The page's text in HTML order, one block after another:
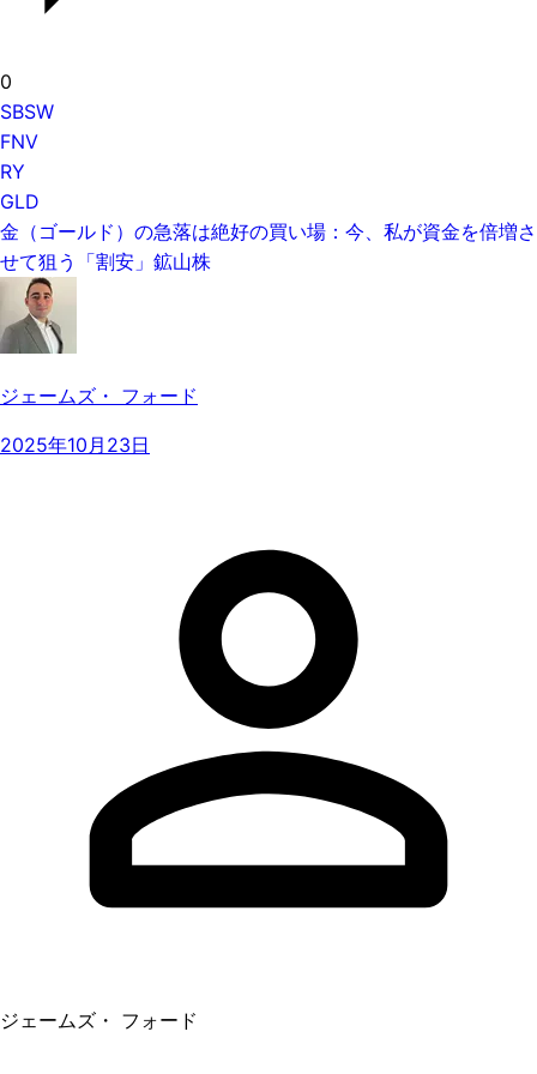
0
SBSW
FNV
RY
GLD
金（ゴールド）の急落は絶好の買い場：今、私が資金を倍増さ
せて狙う「割安」鉱山株
ジェームズ・ フォード
2025年10月23日
ジェームズ・ フォード